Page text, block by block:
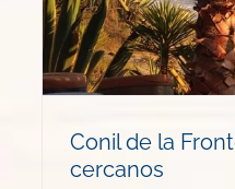
Conil de la
cercanos